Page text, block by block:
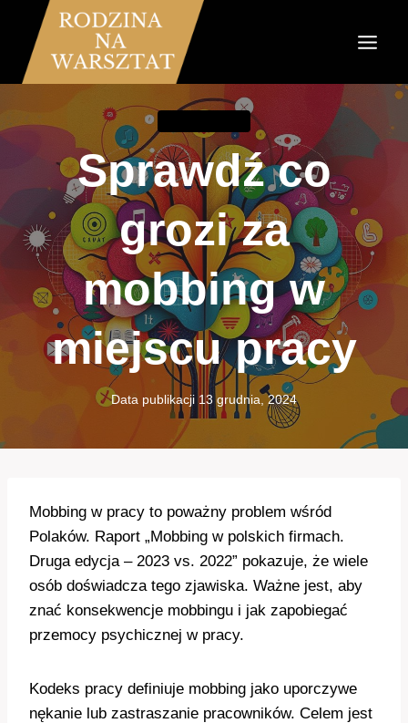
Przejdź
treści
Sprawdź co
grozi za
mobbing w
miejscu pracy
Data publikacji 13 grudnia, 2024
Mobbing w pracy to poważny problem wśród
Polaków. Raport „Mobbing w polskich firmach.
Druga edycja – 2023 vs. 2022” pokazuje, że wiele
osób doświadcza tego zjawiska. Ważne jest, aby
znać konsekwencje mobbingu i jak zapobiegać
przemocy psychicznej w pracy.
Kodeks pracy definiuje mobbing jako uporczywe
nękanie lub zastraszanie pracowników. Celem jest